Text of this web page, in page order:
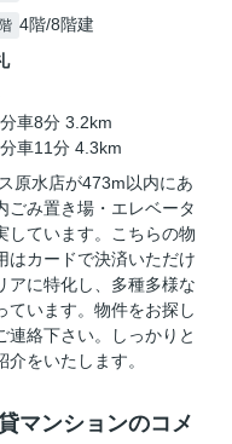
4階/8階建
車8分 3.2km
車11分 4.3km
原水店が473m以内にあ
ごみ置き場・エレベータ
しています。こちらの物
はカードで決済いただけ
アに特化し、多種多様な
ています。物件をお探し
連絡下さい。しっかりと
をいたします。
マンションのコメ